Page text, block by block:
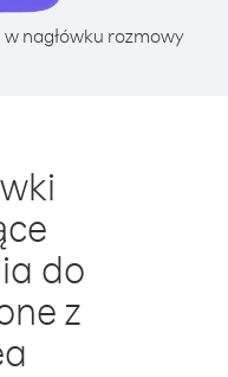
nagłówku rozmowy
do
z